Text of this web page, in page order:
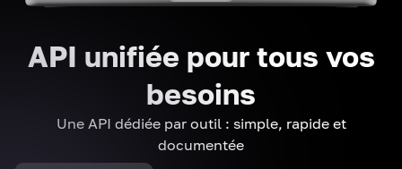
API unifiée pour tous vos
besoins
Une API dédiée par outil : simple, rapide et
documentée